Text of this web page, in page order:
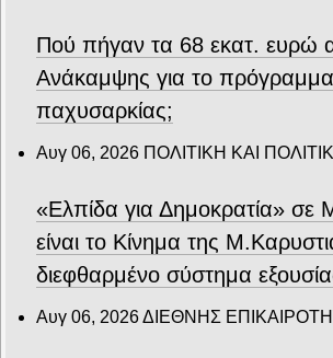
Πού πήγαν τα 68 εκατ. ευρώ
Ανάκαμψης για το πρόγραμμα
παχυσαρκίας;
Αυγ 06, 2026 ΠΟΛΙΤΙΚΗ ΚΑΙ
«Ελπίδα για Δημοκρατία»
είναι το Κίνημα της
διεφθαρμένο σύστημα
Αυγ 06, 2026ΔΙΕΘΝΗΣ